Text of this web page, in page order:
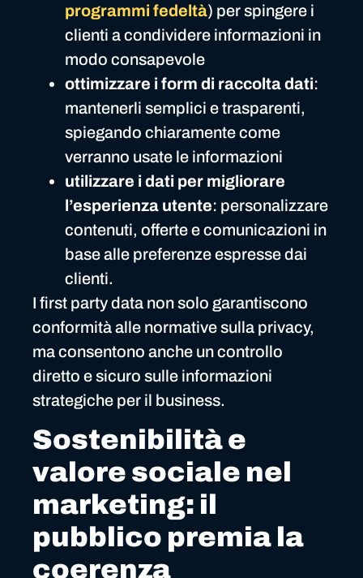
programmi fedeltà) per spingere i
clienti a condividere informazioni in
modo consapevole
ottimizzare i form di raccolta dati:
mantenerli semplici e trasparenti,
spiegando chiaramente come
verranno usate le informazioni
utilizzare i dati per migliorare
l’esperienza utente: personalizzare
contenuti, offerte e comunicazioni in
base alle preferenze espresse dai
clienti.
I first party data non solo garantiscono
conformità alle normative sulla privacy,
ma consentono anche un controllo
diretto e sicuro sulle informazioni
strategiche per il business.
Sostenibilità e
valore sociale nel
marketing: il
pubblico premia la
coerenza